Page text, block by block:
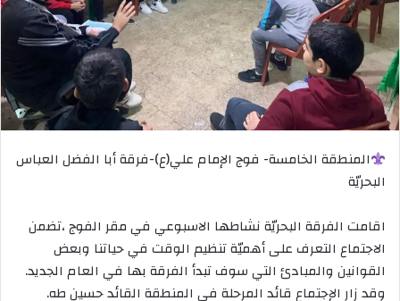
المنطقة الخامسة- فوج الإمام علي(ع)-فرقة أبا الفضل العباس
البحريّة
اقامت الفرقة البحريّة نشاطها الاسبوعي في مقر الفوج ،تضمن
الاجتماع التعرف على أهميّة تنظيم الوقت في حياتنا وبعض
القوانين والمبادئ التي سوف تبدأ الفرقة بها في العام الجديد.
وقد زار الإجتماع قائد المرحلة في المنطقة القائد حسين طه.